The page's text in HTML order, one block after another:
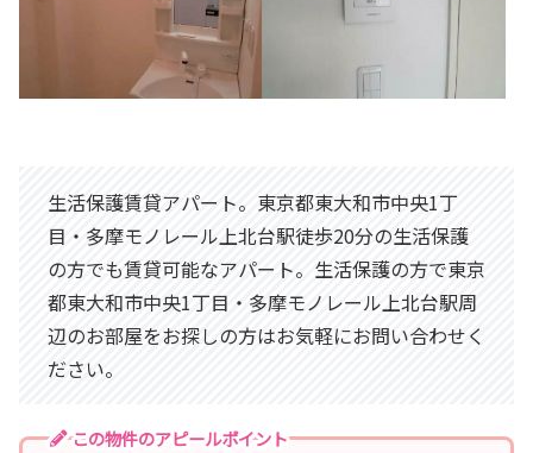
生活保護賃貸アパート。東京都東大和市中央1丁
目・多摩モノレール上北台駅徒歩20分の生活保護
の方でも賃貸可能なアパート。生活保護の方で東京
都東大和市中央1丁目・多摩モノレール上北台駅周
辺のお部屋をお探しの方はお気軽にお問い合わせく
ださい。
この物件のアピールポイント